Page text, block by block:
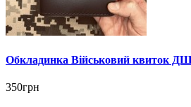
Обкладинка Військовий квиток
350грн